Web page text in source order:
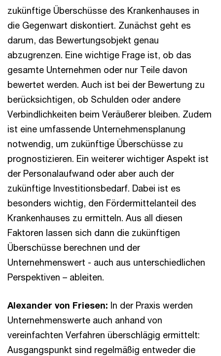
zukünftige Überschüsse des Krankenhauses in
die Gegenwart diskontiert. Zunächst geht es
darum, das Bewertungsobjekt genau
abzugrenzen. Eine wichtige Frage ist, ob das
gesamte Unternehmen oder nur Teile davon
bewertet werden. Auch ist bei der Bewertung zu
berücksichtigen, ob Schulden oder andere
Verbindlichkeiten beim Veräußerer bleiben. Zudem
ist eine umfassende Unternehmensplanung
notwendig, um zukünftige Überschüsse zu
prognostizieren. Ein weiterer wichtiger Aspekt ist
der Personalaufwand oder aber auch der
zukünftige Investitionsbedarf. Dabei ist es
besonders wichtig, den Fördermittelanteil des
Krankenhauses zu ermitteln. Aus all diesen
Faktoren lassen sich dann die zukünftigen
Überschüsse berechnen und der
Unternehmenswert - auch aus unterschiedlichen
Perspektiven – ableiten.
Alexander von Friesen: In der Praxis werden
Unternehmenswerte auch anhand von
vereinfachten Verfahren überschlägig ermittelt:
Ausgangspunkt sind regelmäßig entweder die